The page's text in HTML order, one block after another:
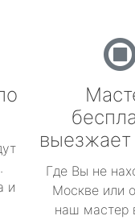
и
Где Вы не
Москве или
наш мастер